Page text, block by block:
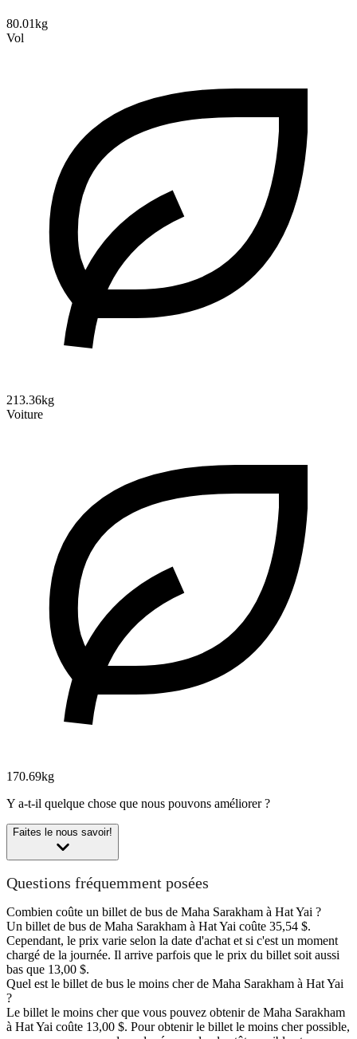
80.01kg
Vol
213.36kg
Voiture
170.69kg
Y a-t-il quelque chose que nous pouvons améliorer ?
Faites le nous savoir!
Questions fréquemment posées
Combien coûte un billet de bus de Maha Sarakham à Hat Yai ?
Un billet de bus de Maha Sarakham à Hat Yai coûte 35,54 $.
Cependant, le prix varie selon la date d'achat et si c'est un moment
chargé de la journée. Il arrive parfois que le prix du billet soit aussi
bas que 13,00 $.
Quel est le billet de bus le moins cher de Maha Sarakham à Hat Yai
?
Le billet le moins cher que vous pouvez obtenir de Maha Sarakham
à Hat Yai coûte 13,00 $. Pour obtenir le billet le moins cher possible,